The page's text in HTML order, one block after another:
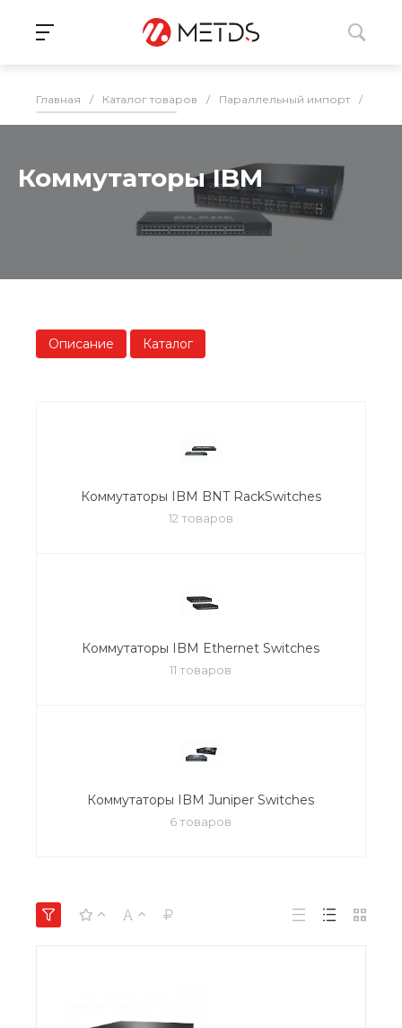
Главная / Каталог товаров / Параллельный импорт /
Коммутаторы IBM
Описание Каталог
Коммутаторы IBM BNT RackSwitches
12 товаров
Коммутаторы IBM Ethernet Switches
11 товаров
Коммутаторы IBM Juniper Switches
6 товаров